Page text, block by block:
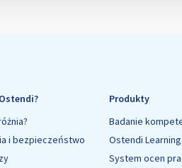
i bezpieczeństwo
Produkty
Badanie
Ostendi
System ocen